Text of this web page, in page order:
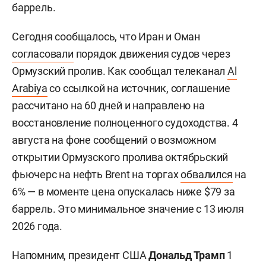
баррель.
Сегодня сообщалось, что Иран и Оман
согласовали порядок движения судов через
Ормузский пролив. Как сообщал телеканал Al
Arabiyaсо ссылкой на источник, соглашение
рассчитано на 60 дней и направлено на
восстановление полноценного судоходства. 4
августа на фоне сообщений о возможном
открытии Ормузского пролива октябрьский
фьючерс на нефть Brent на торгахобвалился на
6% — в моменте цена опускалась ниже $79 за
баррель. Это минимальное значение с 13 июля
2026 года.
Напомним, президент СШАДональд Трамп1